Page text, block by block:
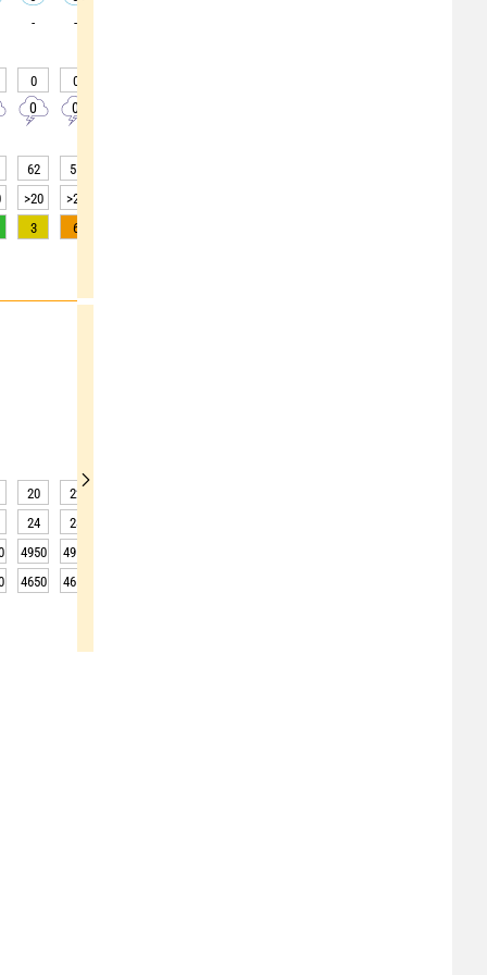
- -
0 0
0 0
62 55
>20 >20
3 6
20 22
24 28
4950 4950
4650 4650